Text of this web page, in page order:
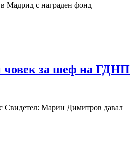
в Мадрид с награден фонд
човек за шеф на ГДНП
Свидетел: Марин Димитров давал